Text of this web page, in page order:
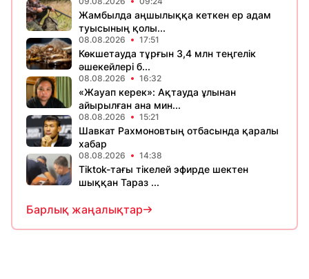
Жамбылда аңшылыққа кеткен ер адам
туысының қолы...
08.08.2026 17:51
Көкшетауда тұрғын 3,4 млн теңгелік
әшекейлері б...
08.08.2026 16:32
«Жауап керек»: Ақтауда ұлынан
айырылған ана мин...
08.08.2026 15:21
Шавкат Рахмоновтың отбасында қаралы
хабар
08.08.2026 14:38
Tiktok-тағы тікелей эфирде шектен
шыққан Тараз ...
Барлық жаңалықтар